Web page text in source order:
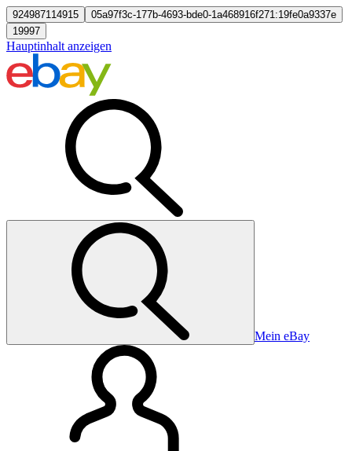
924987114915
05a97f3c-177b-4693-bde0-1a468916f271:19fe0a9337e
19997
Hauptinhalt anzeigen
Mein eBay